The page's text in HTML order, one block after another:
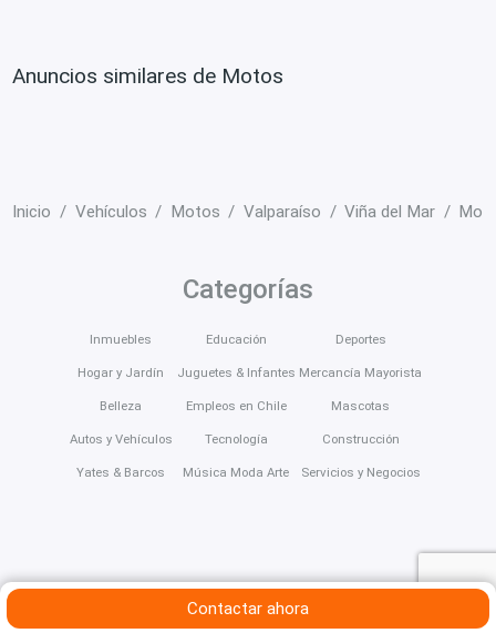
Anuncios similares de Motos
Inicio Vehículos Motos Valparaíso Viña del Mar
Contactar ahora
Categorías
Inmuebles
Hogar y Jardín
Belleza
Autos y Vehículos
Yates & Barcos
Educación
Juguetes & Infantes
Empleos en Chile
Tecnología
Música Moda Arte
Deportes
Mercancía Mayorista
Mascotas
Construcción
Servicios y Negocios